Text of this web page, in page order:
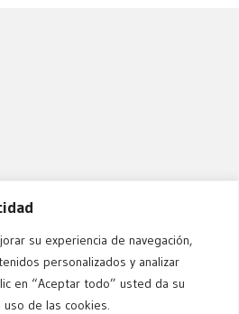
su experiencia de navegación,
personalizados y analizar
en “Aceptar todo” usted da su
de las cookies.